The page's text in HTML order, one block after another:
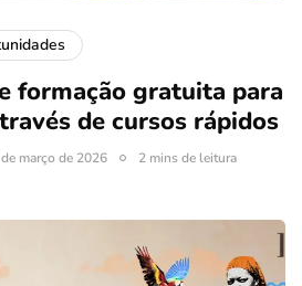
formação gratuita para
de cursos rápidos
março de 2026 2 mins de leitura